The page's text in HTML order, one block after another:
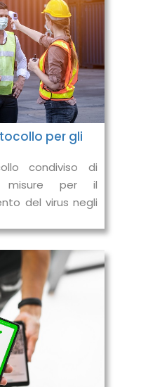
per gli
condiviso di
misure per il
del virus negli